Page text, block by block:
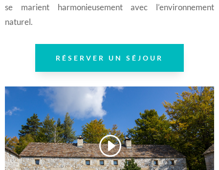
se marient harmonieusement avec l’environnement
naturel.
RÉSERVER UN SÉJOUR